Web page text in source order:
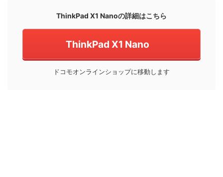
ThinkPad X1 Nanoの詳細はこちら
ThinkPad X1 Nano
ドコモオンラインショップに移動します